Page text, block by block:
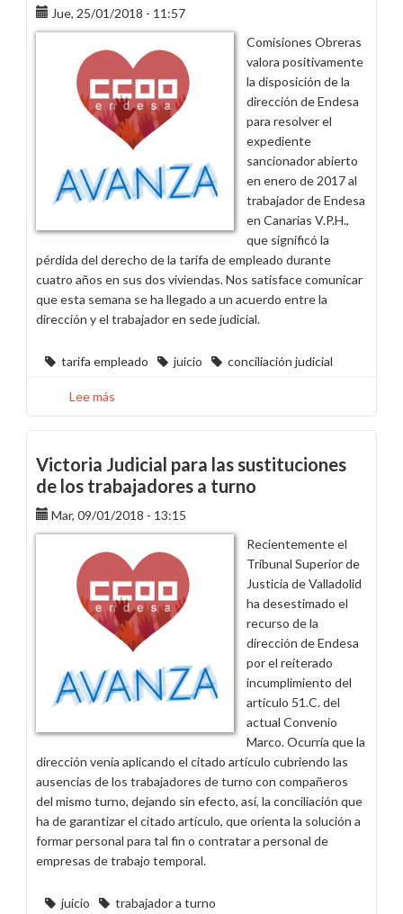
conciliar
en
el
juicio
de
"los
18
de
El
Hierro”
Jue, 25/01/2018 - 11:57
Comisiones Obreras
valora positivamente
la disposición de la
dirección de Endesa
para resolver el
expediente
sancionador abierto
en enero de 2017 al
trabajador de Endesa
en Canarias V.P.H.,
que significó la
pérdida del derecho de la tarifa de empleado durante
cuatro años en sus dos viviendas. Nos satisface comunicar
que esta semana se ha llegado a un acuerdo entre la
dirección y el trabajador en sede judicial.
tarifa empleado juicio conciliación judicial
Lee más
Nueva
resolución
judicial
positiva
en
la
tarifa
de
empleado
en
Canarias
Victoria Judicial para las sustituciones
de los trabajadores a turno
Mar, 09/01/2018 - 13:15
Recientemente el
Tribunal Superior de
Justicia de Valladolid
ha desestimado el
recurso de la
dirección de Endesa
por el reiterado
incumplimiento del
artículo 51.C. del
actual Convenio
Marco. Ocurría que la
dirección venía aplicando el citado artículo cubriendo las
ausencias de los trabajadores de turno con compañeros
del mismo turno, dejando sin efecto, así, la conciliación que
ha de garantizar el citado artículo, que orienta la solución a
formar personal para tal fin o contratar a personal de
empresas de trabajo temporal.
juicio
trabajador a turno